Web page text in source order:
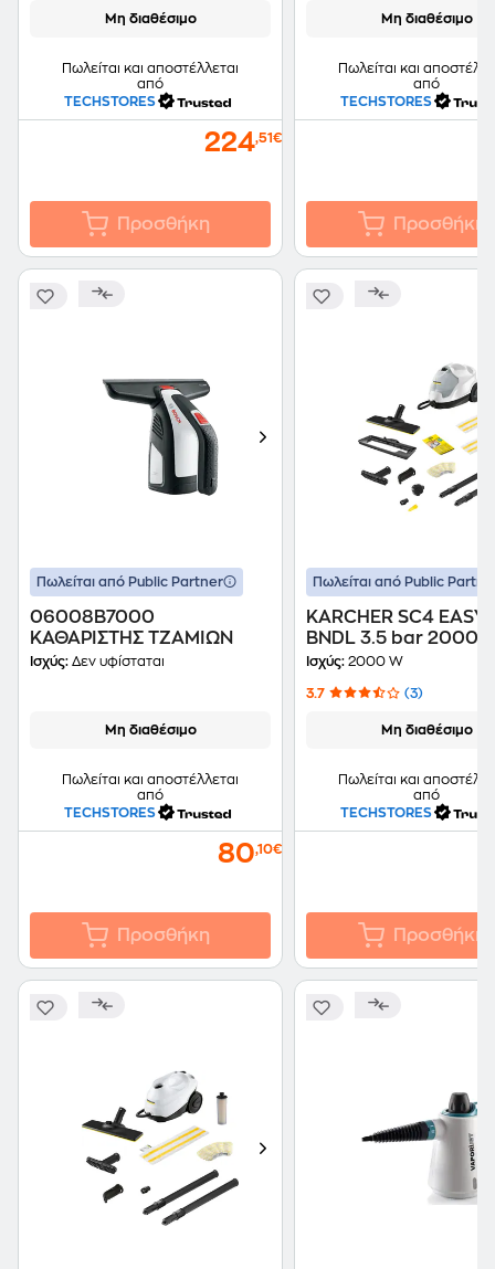
Μη διαθέσιμο
Πωλείται και αποστέλλεται
από
TECHSTORES
224,51€
Προσθήκη
Μη διαθέσιμο
Πωλείται και
από
TECHSTORES
Προσθήκη
Πωλείται από Public Partner
06008B7000
ΚΑΘΑΡΙΣΤΗΣ ΤΖΑΜΙΩΝ
Ισχύς: Δεν υφίσταται
Μη διαθέσιμο
Πωλείται και αποστέλλεται
από
TECHSTORES
80,10€
Προσθήκη
Πωλείται από Public
KARCHER SC4
BNDL 3.5 bar 2000
Ατμοκαθαριστής
Ισχύς: 2000 W
3.7 (3)
Μη διαθέσιμο
Πωλείται και
από
TECHSTORES
Προσθήκη